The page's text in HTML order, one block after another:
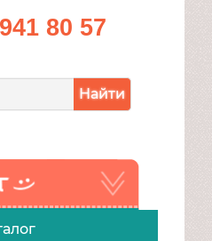
80 57
Найти